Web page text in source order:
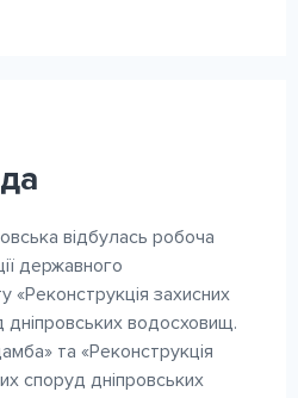
відбулась робоча
державного
«Реконструкція захисних
дніпровських водосховищ.
та «Реконструкція
споруд дніпровських